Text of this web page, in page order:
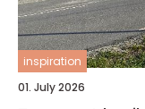
inspiration
01. July 2026